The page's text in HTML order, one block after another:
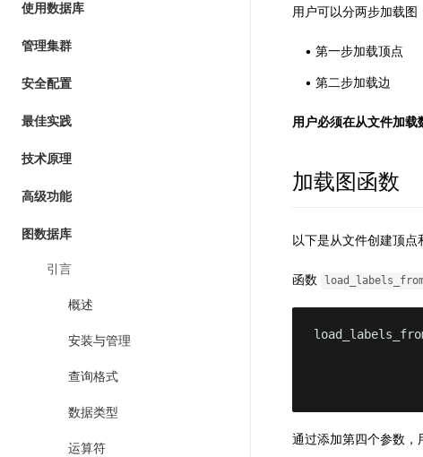
使用数据库
管理集群
安全配置
最佳实践
技术原理
高级功能
图数据库
引言
概述
安装与管理
查询格式
数据类型
运算符
用户可以分两步加载图
第一步加载顶点
第二步加载边
用户必须在从文件加
加载图函数
以下是从文件创建顶点
函数
通过添加第四个参数，